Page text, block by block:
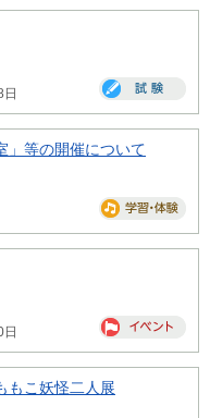
」等の開催について
もこ妖怪二人展